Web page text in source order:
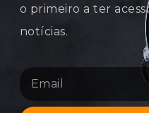
o primeiro a ter
notícias.